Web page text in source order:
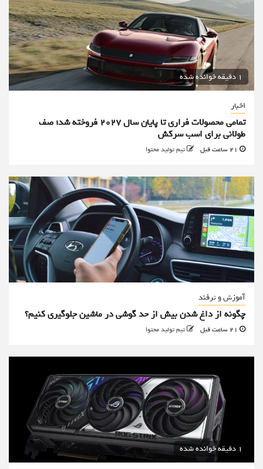
1 دقیقه خوانده شده
اخبار
تمامی محصولات فراری تا پایان سال ۲۰۲۷ فروخته شد؛ صف
طولانی برای اسب سرکش
تیم تولید محتوا
آموزش و ترفند
چگونه از داغ شدن بیش از حد گوشی در ماشین جلوگیری کنیم؟
تیم تولید محتوا
1 دقیقه خوانده شده